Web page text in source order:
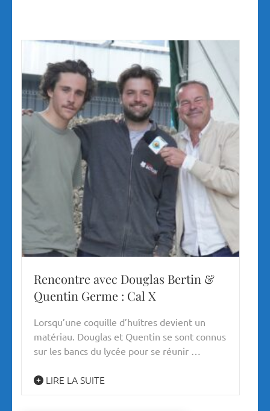
Rencontre avec Douglas Bertin &
Quentin Germe : Cal X
Lorsqu’une coquille d’huîtres devient un
matériau. Douglas et Quentin se sont connus
sur les bancs du lycée pour se réunir …
LIRE LA SUITE